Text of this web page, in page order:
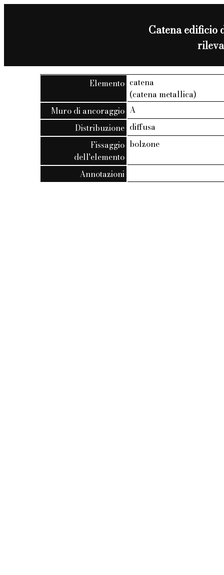
Catena edificio
Elemento catena
(catena metallica)
Muro di ancoraggio A
Distribuzione diffusa
Fissaggio
dell'elemento
bolzone
Annotazioni